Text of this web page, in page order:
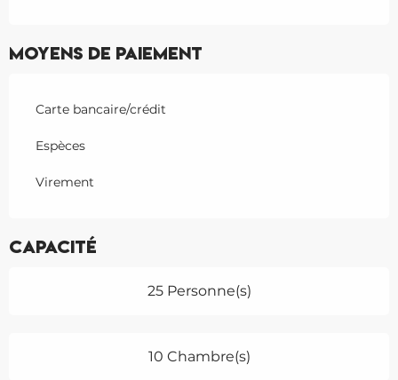
Moyens de paiement
Carte bancaire/crédit
Espèces
Virement
Capacité
25 Personne(s)
10 Chambre(s)